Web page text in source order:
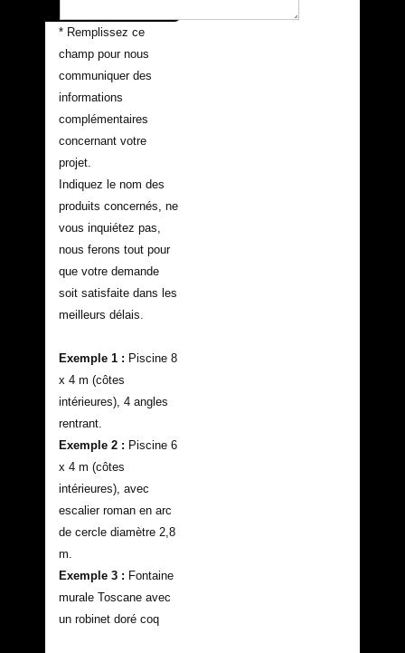
* Remplissez ce
champ pour nous
communiquer des
informations
complémentaires
concernant votre
projet.
Indiquez le nom des
produits concernés, ne
vous inquiétez pas,
nous ferons tout pour
que votre demande
soit satisfaite dans les
meilleurs délais.
Exemple 1 : Piscine 8
x 4 m (côtes
intérieures), 4 angles
rentrant.
Exemple 2 : Piscine 6
x 4 m (côtes
intérieures), avec
escalier roman en arc
de cercle diamètre 2,8
m.
Exemple​ 3 : Fontaine
murale Toscane avec
un robinet doré coq